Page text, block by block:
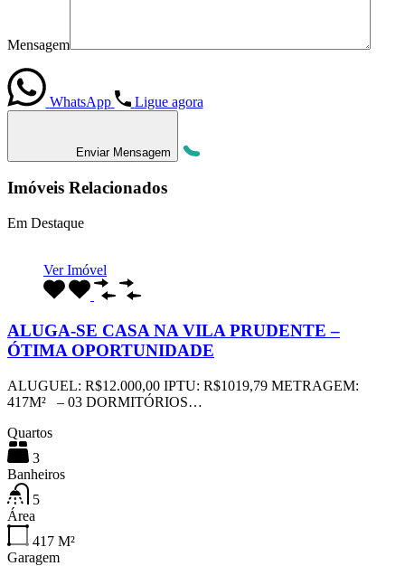
Mensagem
WhatsApp Ligue agora
Enviar Mensagem
Imóveis Relacionados
Em Destaque
Ver Imóvel
ALUGA-SE CASA NA VILA PRUDENTE –
ÓTIMA OPORTUNIDADE
ALUGUEL: R$12.000,00 IPTU: R$1019,79 METRAGEM:
417M² – 03 DORMITÓRIOS…
Quartos
3
Banheiros
5
Área
417 M²
Garagem